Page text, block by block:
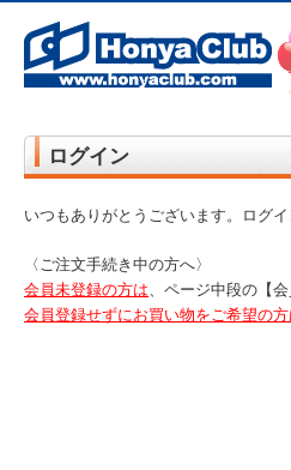
ログイン
いつもありがとうございます。ログ
〈ご注文手続き中の方へ〉
会員未登録の方は、ページ中段の【
会員登録せずにお買い物をご希望の方